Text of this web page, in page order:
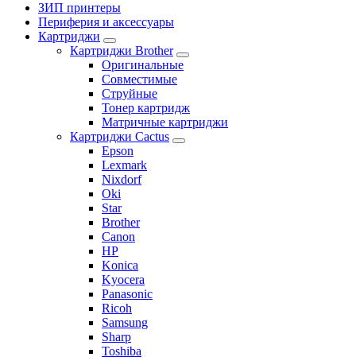
ЗИП принтеры
Периферия и аксессуары
Картриджи
Картриджи Brother
Оригинальные
Совместимые
Струйные
Тонер картридж
Матричные картриджи
Картриджи Cactus
Epson
Lexmark
Nixdorf
Oki
Star
Brother
Canon
HP
Konica
Kyocera
Panasonic
Ricoh
Samsung
Sharp
Toshiba